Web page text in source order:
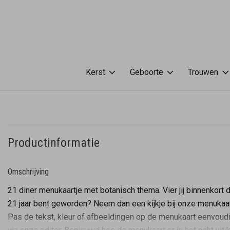
Kerst Geboorte Trouwen
Productinformatie
Omschrijving
21 diner menukaartje met botanisch thema. Vier jij binnenkort
21 jaar bent geworden? Neem dan een kijkje bij onze
Pas de tekst, kleur of afbeeldingen op de menukaart